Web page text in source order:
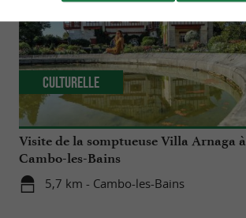
Visite de la somptueuse Villa Arnaga à
Cambo-les-Bains
5,7 km - Cambo-les-Bains
Culturelle